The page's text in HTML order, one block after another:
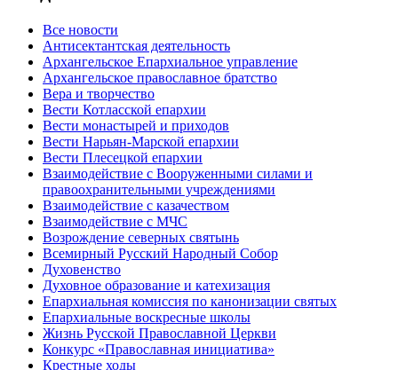
Все новости
Антисектантская деятельность
Архангельское Епархиальное управление
Архангельское православное братство
Вера и творчество
Вести Котласской епархии
Вести монастырей и приходов
Вести Нарьян-Марской епархии
Вести Плесецкой епархии
Взаимодействие с Вооруженными силами и
правоохранительными учреждениями
Взаимодействие с казачеством
Взаимодействие с МЧС
Возрождение северных святынь
Всемирный Русский Народный Собор
Духовенство
Духовное образование и катехизация
Епархиальная комиссия по канонизации святых
Епархиальные воскресные школы
Жизнь Русской Православной Церкви
Конкурс «Православная инициатива»
Крестные ходы